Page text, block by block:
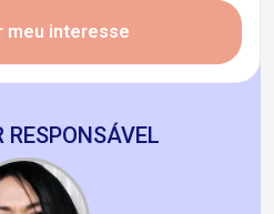
meu interesse
RESPONSÁVEL